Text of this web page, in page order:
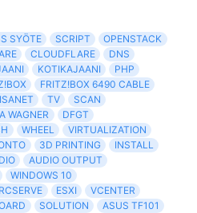
SYÖTE SCRIPT
OPENSTACK
CLOUDFLARE
DNS
KOTIKAJAANI
PHP
FRITZ!BOX 6490 CABLE
TV
SCAN
WAGNER
DFGT
WHEEL
VIRTUALIZATION
3D PRINTING
INSTALL
AUDIO OUTPUT
WINDOWS 10
ESXI
VCENTER
SOLUTION
ASUS TF101